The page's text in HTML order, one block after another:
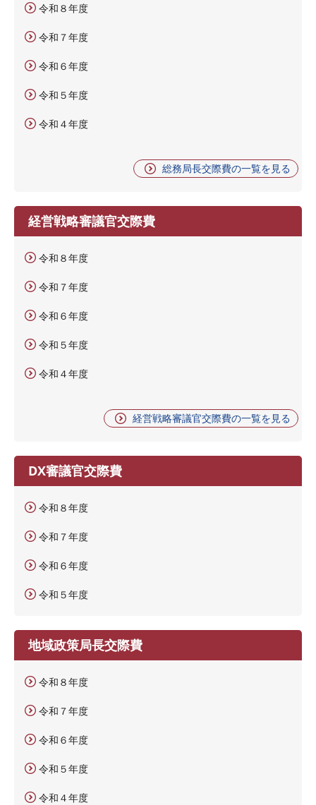
令和８年度
令和７年度
令和６年度
令和５年度
令和４年度
総務局長交際費の一覧を見る
経営戦略審議官交際費
令和８年度
令和７年度
令和６年度
令和５年度
令和４年度
経営戦略審議官交際費の一覧を見る
DX審議官交際費
令和８年度
令和７年度
令和６年度
令和５年度
地域政策局長交際費
令和８年度
令和７年度
令和６年度
令和５年度
令和４年度